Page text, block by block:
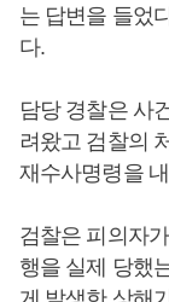
는 답변을 들었
다.
담당 경찰은 사
려왔고 검찰의
재수사명령을
검찰은 피의자
행을 실제 당했